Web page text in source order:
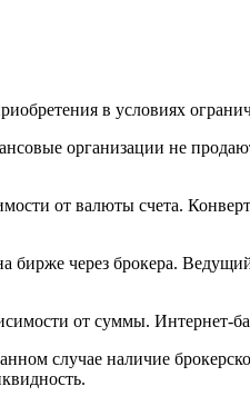
организации не
от валюты счета.
бирже через брокера.
от суммы. Интернет-
случае наличие